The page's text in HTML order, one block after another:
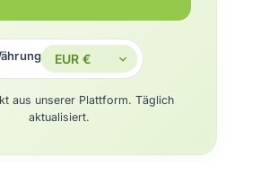
aus unserer Plattform. Täglich
aktualisiert.